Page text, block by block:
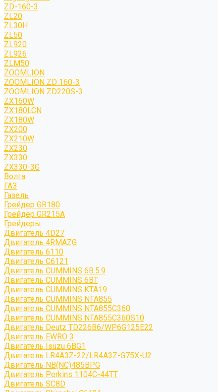
ZD-160-3
ZL20
ZL30H
ZL50
ZL920
ZL926
ZLM50
ZOOMLION
ZOOMLION ZD 160-3
ZOOMLION ZD220S-3
ZX160W
ZX180LCN
ZX180W
ZX200
ZX210W
ZX230
ZX330
ZX330-3G
Волга
ГАЗ
Газель
Грейдер GR180
Грейдер GR215A
Грейдеры
Двигатель 4D27
Двигатель 4RMAZG
Двигатель 6110
Двигатель C6121
Двигатель CUMMINS 6B.5.9
Двигатель CUMMINS 6BT
Двигатель CUMMINS KTA19
Двигатель CUMMINS NTA855
Двигатель CUMMINS NTA855C360
Двигатель CUMMINS NTA855C360S10
Двигатель Deutz TD226B6/WP6G125E22
Двигатель EWRO 3
Двигатель Isuzu 6BG1
Двигатель LR4A3Z-22/LR4A3Z-G75X-U2
Двигатель NB(NC)485BPG
Двигатель Perkins 1104C-44TT
Двигатель SC8D